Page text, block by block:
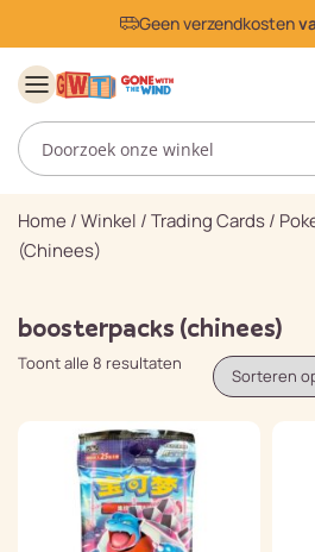
Geen verzendkosten
Home /Winkel /Trading Cards/
(chinees)
boosterpacks (chinees)
Toont alle 8 resultaten